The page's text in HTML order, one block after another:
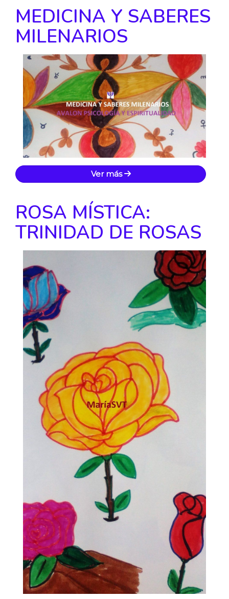
MEDICINA Y SABERES
MILENARIOS
Ver más
ROSA MÍSTICA:
TRINIDAD DE ROSAS